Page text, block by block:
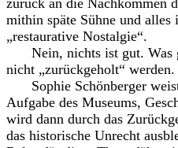
zurück an die Nachkommen
mithin späte Sühne und
„restaurative Nostalgie“.
Nein, nichts ist gut. Was
nicht „zurückgeholt“ werden.
Sophie Schönberger
Aufgabe des Museums,
wird dann durch das
das historische Unrecht